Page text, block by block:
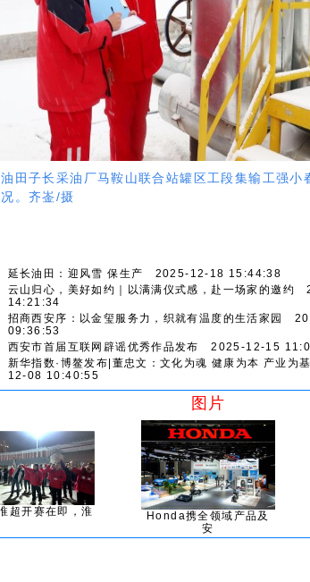
子长采油厂马鞍山联合站罐区工段集输工强小
。齐崟/摄
延长油田：迎风雪 保生产 2025-12-18 15:44:38
云山归心，美好如约｜以满满仪式感，赴一场家的邀约
14:21:34
招商西安序：以金玺服务力，织就有温度的生活家园
09:36:53
西安市首届互联网辟谣优秀作品发布
2025-12-15
新华指数·博鳌发布|董忠文：文化为魂 健康为本 产业为
12-08 10:40:55
图片
超开赛在即，淮
Honda携全领域产品及
安